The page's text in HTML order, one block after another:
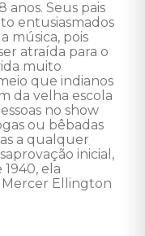
anos. Seus pais
entusiasmados
música, pois
atraída para o
muito
que indianos
da velha escola
no show
ou bêbadas
a qualquer
inicial,
ela
Ellington